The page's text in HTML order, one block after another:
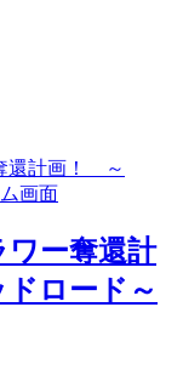
ー奪還計
ロード～